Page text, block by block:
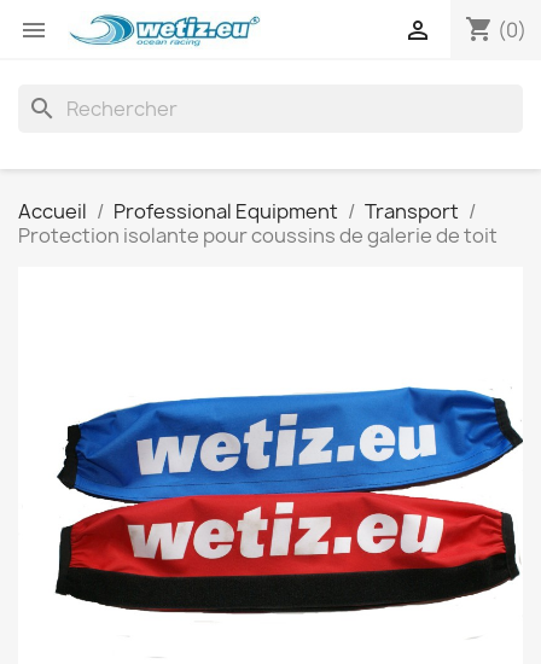
 shopping_cart (0)

search
Accueil Professional Equipment
Transport
Protection isolante pour coussins de galerie de toit